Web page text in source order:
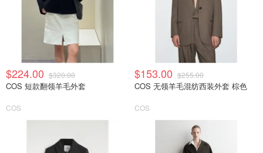
$224.00 $320.00
COS 短款翻领羊毛外套
COS
$153.00 $255.00
COS 无领羊毛混纺西装外套 棕色
COS